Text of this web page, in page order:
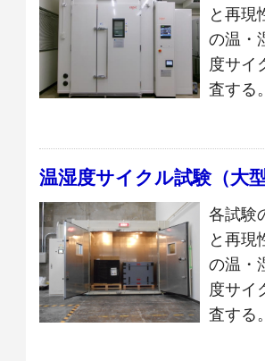
と再現
の温・
度サイ
査する
温湿度サイクル試験（大
各試験
と再現
の温・
度サイ
査する